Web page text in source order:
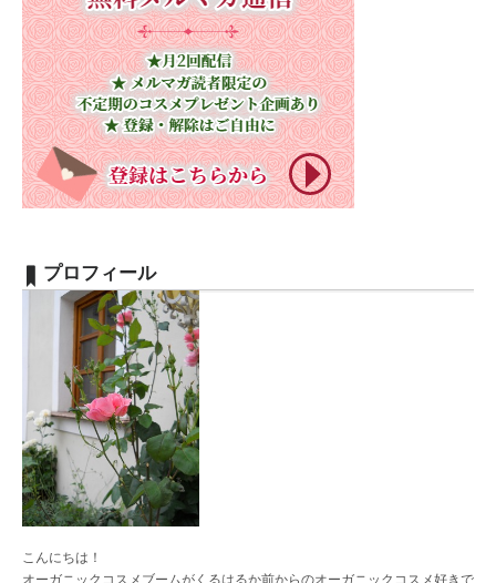
プロフィール
こんにちは！
オーガニックコスメブームがくるはるか前からのオーガニックコスメ好きで